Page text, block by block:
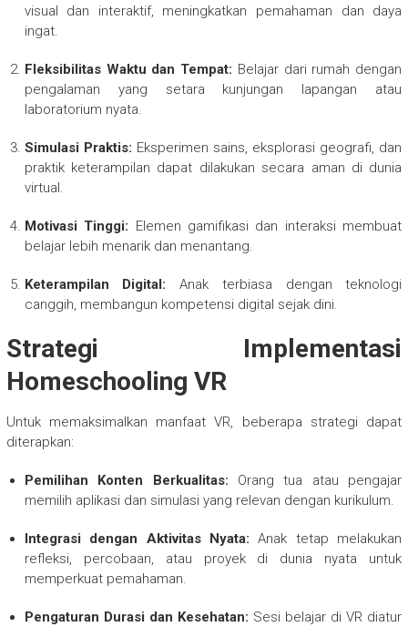
visual dan interaktif, meningkatkan pemahaman dan daya
ingat.
Fleksibilitas Waktu dan Tempat: Belajar dari rumah dengan
pengalaman yang setara kunjungan lapangan atau
laboratorium nyata.
Simulasi Praktis: Eksperimen sains, eksplorasi geografi, dan
praktik keterampilan dapat dilakukan secara aman di dunia
virtual.
Motivasi Tinggi: Elemen gamifikasi dan interaksi membuat
belajar lebih menarik dan menantang.
Keterampilan Digital: Anak terbiasa dengan teknologi
canggih, membangun kompetensi digital sejak dini.
Strategi Implementasi
Homeschooling VR
Untuk memaksimalkan manfaat VR, beberapa strategi dapat
diterapkan:
Pemilihan Konten Berkualitas: Orang tua atau pengajar
memilih aplikasi dan simulasi yang relevan dengan kurikulum.
Integrasi dengan Aktivitas Nyata: Anak tetap melakukan
refleksi, percobaan, atau proyek di dunia nyata untuk
memperkuat pemahaman.
Pengaturan Durasi dan Kesehatan: Sesi belajar di VR diatur